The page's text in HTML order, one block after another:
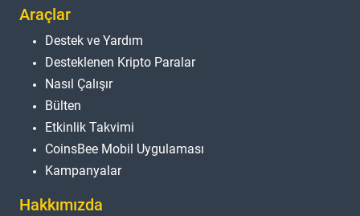
Araçlar
Destek ve Yardım
Desteklenen Kripto Paralar
Nasıl Çalışır
Bülten
Etkinlik Takvimi
CoinsBee Mobil Uygulaması
Kampanyalar
Hakkımızda